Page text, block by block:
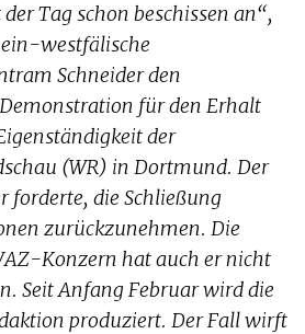
Tag schon beschissen an“,
westfälische
Schneider den
für den Erhalt
der
(WR) in Dortmund. Der
forderte, die Schließung
zurückzunehmen. Die
Konzern hat auch er nicht
Seit Anfang Februar wird die
produziert. Der Fall wirft